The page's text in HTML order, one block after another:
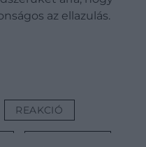
az ellazulás.
REAKCIÓ